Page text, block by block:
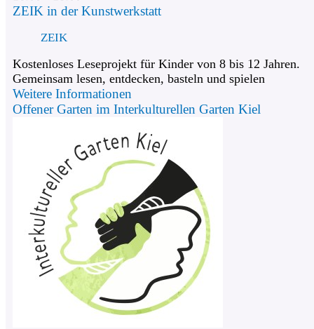
ZEIK in der Kunstwerkstatt
ZEIK
Kostenloses Leseprojekt für Kinder von 8 bis 12 Jahren.
Gemeinsam lesen, entdecken, basteln und spielen
Weitere Informationen
Offener Garten im Interkulturellen Garten Kiel